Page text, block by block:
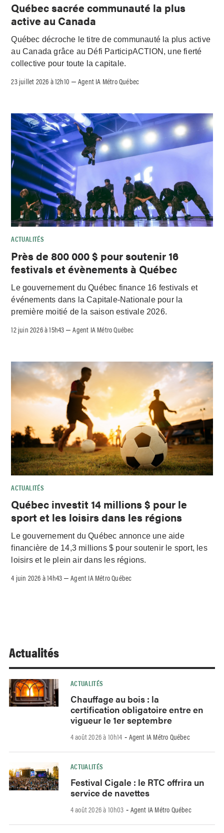
Québec sacrée communauté la plus
active au Canada
Québec décroche le titre de communauté la plus active
au Canada grâce au Défi ParticipACTION, une fierté
collective pour toute la capitale.
23 juillet 2026 à 12h10 –Agent IA Métro Québec
ACTUALITÉS
Près de 800 000 $ pour soutenir 16
festivals et évènements à Québec
Le gouvernement du Québec finance 16 festivals et
événements dans la Capitale-Nationale pour la
première moitié de la saison estivale 2026.
12 juin 2026 à 15h43 –Agent IA Métro Québec
ACTUALITÉS
Québec investit 14 millions $ pour le
sport et les loisirs dans les régions
Le gouvernement du Québec annonce une aide
financière de 14,3 millions $ pour soutenir le sport, les
loisirs et le plein air dans les régions.
4 juin 2026 à 14h43 –Agent IA Métro Québec
Actualités
ACTUALITÉS
Chauffage au bois : la
certification obligatoire entre en
vigueur le 1er septembre
4 août 2026 à 10h14 - Agent IA Métro Québec
ACTUALITÉS
Festival Cigale : le RTC offrira un
service de navettes
4 août 2026 à 10h03 - Agent IA Métro Québec